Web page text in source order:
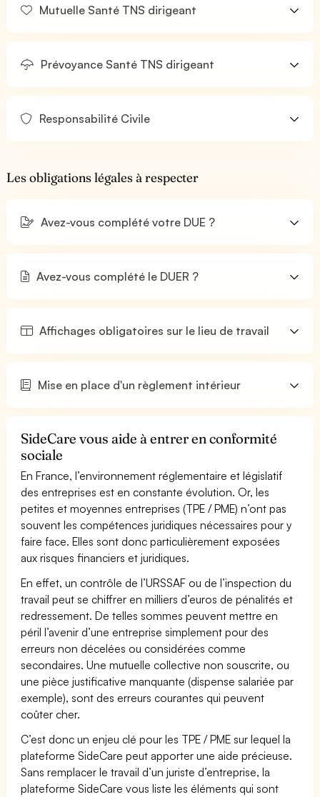
Mutuelle Santé TNS dirigeant
Prévoyance Santé TNS dirigeant
Responsabilité Civile
Les obligations légales à respecter
Avez-vous complété votre DUE ?
Avez-vous complété le DUER ?
Affichages obligatoires sur le lieu de travail
Mise en place d'un règlement intérieur
SideCare vous aide à entrer en conformité
sociale
En France, l’environnement réglementaire et législatif
des entreprises est en constante évolution. Or, les
petites et moyennes entreprises (TPE / PME) n’ont pas
souvent les compétences juridiques nécessaires pour y
faire face. Elles sont donc particulièrement exposées
aux risques financiers et juridiques.
En effet, un contrôle de l’URSSAF ou de l’inspection du
travail peut se chiffrer en milliers d’euros de pénalités et
redressement. De telles sommes peuvent mettre en
péril l’avenir d’une entreprise simplement pour des
erreurs non décelées ou considérées comme
secondaires. Une mutuelle collective non souscrite, ou
une pièce justificative manquante (dispense salariée par
exemple), sont des erreurs courantes qui peuvent
coûter cher.
C’est donc un enjeu clé pour les TPE / PME sur lequel la
plateforme SideCare peut apporter une aide précieuse.
Sans remplacer le travail d’un juriste d’entreprise, la
plateforme SideCare vous liste les éléments qui sont